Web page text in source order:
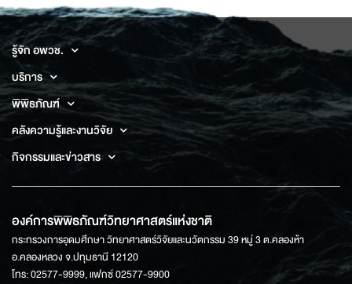
รู้จัก อพวช.
บริการ
พิพิธภัณฑ์
คลังความรู้และงานวิจัย
กิจกรรมและข่าวสาร
องค์การพิพิธภัณฑ์วิทยาศาสตร์แห่งชาติ
กระทรวงการอุดมศึกษา วิทยาศาสตร์วิจัยและนวัตกรรม 39 หมู่ 3 ต.คลองห้า
อ.คลองหลวง จ.ปทุมธานี 12120
โทร: 02577-9999, แฟกซ์ 02577-9900